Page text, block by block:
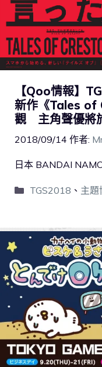
【Qoo情報】
新作《Tales of
觀 主角聲優將
2018/09/14 作者:
日本 BANDAI
TGS2018 、 主題